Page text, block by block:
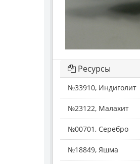
Ресурсы
№33910, Индиголит
№23122, Малахит
№00701, Серебро
№18849, Яшма